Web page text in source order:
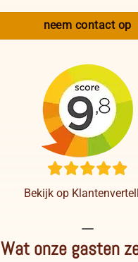
neem contact op
Bekijk op
----
Wat onze gasten